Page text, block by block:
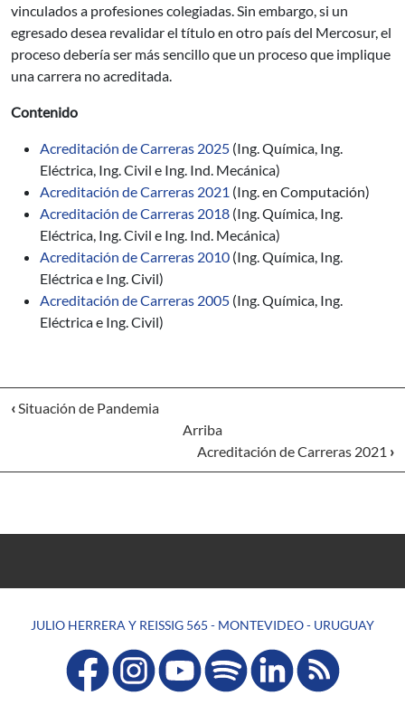
vinculados a profesiones colegiadas. Sin embargo, si un
egresado desea revalidar el título en otro país del Mercosur, el
proceso debería ser más sencillo que un proceso que implique
una carrera no acreditada.
Contenido
Acreditación de Carreras 2025 (Ing. Química, Ing.
Eléctrica, Ing. Civil e Ing. Ind. Mecánica)
Acreditación de Carreras 2021 (Ing. en Computación)
Acreditación de Carreras 2018 (Ing. Química, Ing.
Eléctrica, Ing. Civil e Ing. Ind. Mecánica)
Acreditación de Carreras 2010 (Ing. Química, Ing.
Eléctrica e Ing. Civil)
Acreditación de Carreras 2005 (Ing. Química, Ing.
Eléctrica e Ing. Civil)
‹Situación de Pandemia
Arriba
Acreditación de Carreras 2021 ›
JULIO HERRERA Y REISSIG 565 - MONTEVIDEO - URUGUAY